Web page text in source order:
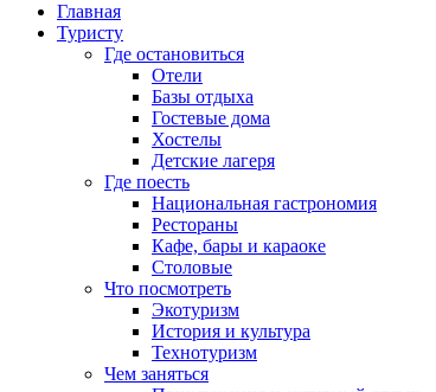
Главная
Туристу
Где остановиться
Отели
Базы отдыха
Гостевые дома
Хостелы
Детские лагеря
Где поесть
Национальная гастрономия
Рестораны
Кафе, бары и караоке
Столовые
Что посмотреть
Экотуризм
История и культура
Технотуризм
Чем заняться